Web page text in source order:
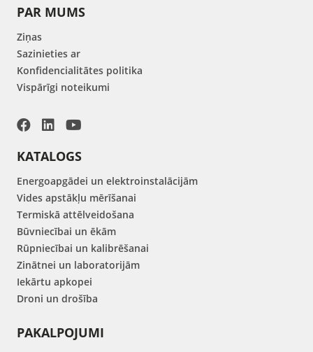
PAR MUMS
Ziņas
Sazinieties ar
Konfidencialitātes politika
Vispārīgi noteikumi
KATALOGS
Energoapgādei un elektroinstalācijām
Vides apstākļu mērīšanai
Termiskā attēlveidošana
Būvniecībai un ēkām
Rūpniecībai un kalibrēšanai
Zinātnei un laboratorijām
Iekārtu apkopei
Droni un drošība
PAKALPOJUMI